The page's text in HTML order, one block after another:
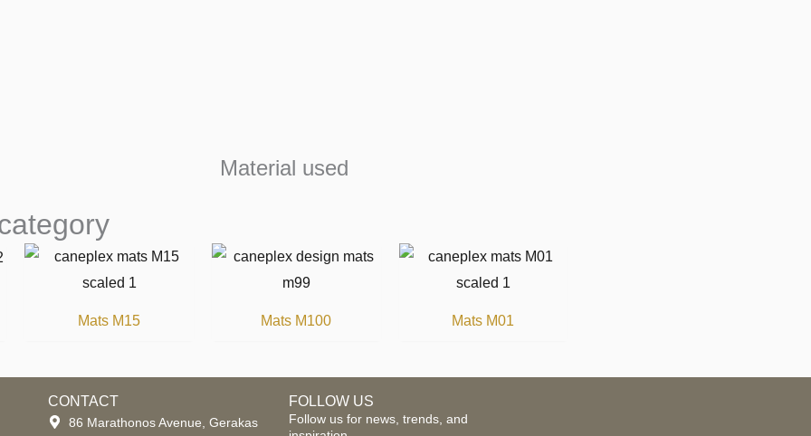
Material used
Mats M15
Mats M100 Mats M01
CONTACT
86 Marathonos Avenue, Gerakas
FOLLOW US
Follow us for news, trends, and